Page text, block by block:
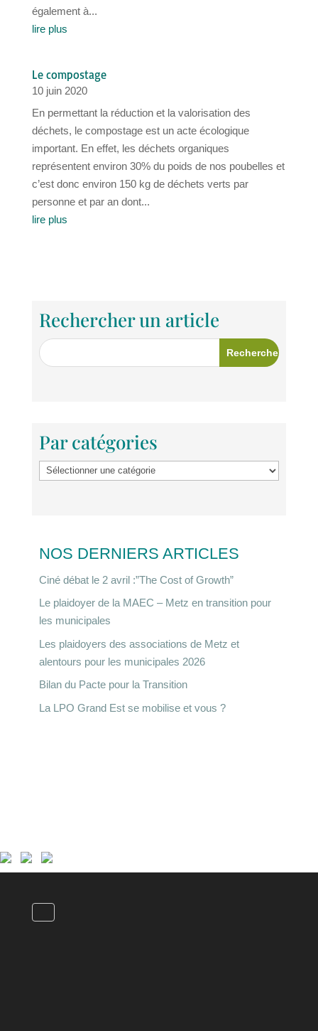
également à...
lire plus
Le compostage
10 juin 2020
En permettant la réduction et la valorisation des
déchets, le compostage est un acte écologique
important. En effet, les déchets organiques
représentent environ 30% du poids de nos poubelles et
c’est donc environ 150 kg de déchets verts par
personne et par an dont...
lire plus
Rechercher un article
Par catégories
Par
NOS DERNIERS ARTICLES
Ciné débat le 2 avril :”The Cost of Growth”
Le plaidoyer de la MAEC – Metz en transition pour
les municipales
Les plaidoyers des associations de Metz et
alentours pour les municipales 2026
Bilan du Pacte pour la Transition
La LPO Grand Est se mobilise et vous ?